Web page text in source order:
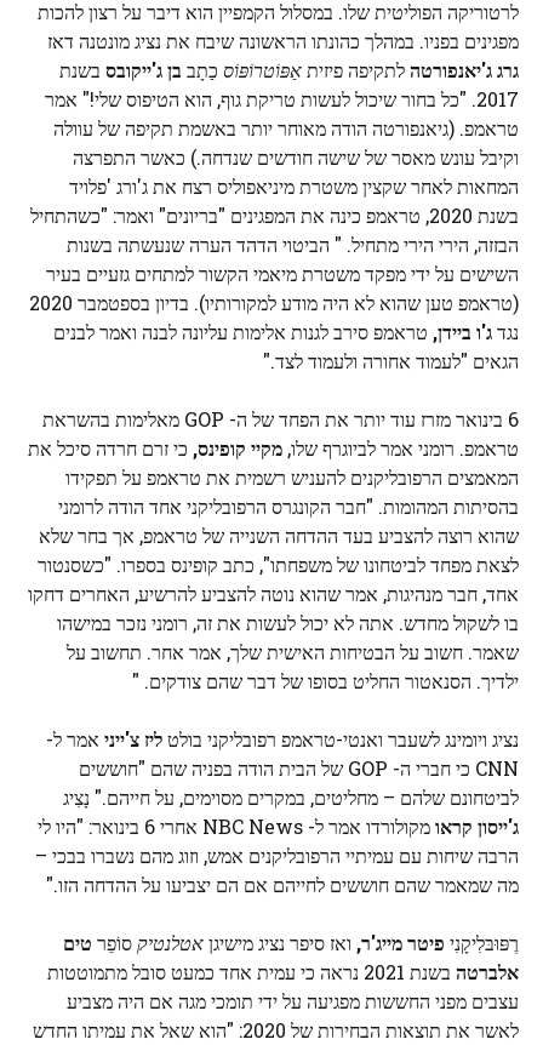
לרטוריקה הפוליטית שלו. במסלול הקמפיין הוא דיבר על רצון להכות
מפגינים בפניו. במהלך כהונתו הראשונה שיבח את נציג מונטנה דאז
גרג ג'יאנפורטהלתקיפה פיזיתאַפּוֹטרוֹפּוֹס כַתָב בן ג'ייקובס בשנת
2017. "כל בחור שיכול לעשות טריקת גוף, הוא הטיפוס שלי!" אמר
טראמפ. (גיאנפורטה הודה מאוחר יותר באשמת תקיפה של עוולה
וקיבל עונש מאסר של שישה חודשים שנדחה.) כאשר התפרצה
המחאות לאחר שקצין משטרת מיניאפוליס רצח את ג'ורג 'פלויד
בשנת 2020, טראמפ כינה את המפגינים "בריונים" ואמר: "כשהתחיל
הבזזה, הירי הירי מתחיל. " הביטוי הדהד הערה שנעשתה בשנות
השישים על ידי מפקד משטרת מיאמי הקשור למתחים גזעיים בעיר
(טראמפ טען שהוא לא היה מודע למקורותיו). בדיון בספטמבר 2020
נגדג'ו ביידן, טראמפ סירב לגנות אלימות עליונה לבנה ואמר לבנים
הגאים "לעמוד אחורה ולעמוד לצד."
6 בינואר מזרז עוד יותר את הפחד של ה- GOP מאלימות בהשראת
טראמפ. רומני אמר לביוגרף שלו, מקיי קופינס, כי זרם חרדה סיכל את
המאמצים הרפובליקנים להעניש רשמית את טראמפ על תפקידו
בהסיתות המהומות. "חבר הקונגרס הרפובליקני אחד הודה לרומני
שהוא רוצה להצביע בעד ההדחה השנייה של טראמפ, אך בחר שלא
לצאת מפחד לביטחונו של משפחתו", כתב קופינס בספרו. "כשסנטור
אחד, חבר מנהיגות, אמר שהוא נוטה להצביע להרשיע, האחרים דחקו
בו לשקול מחדש. אתה לא יכול לעשות את זה, רומני נזכר במישהו
שאמר. חשוב על הבטיחות האישית שלך, אמר אחר. תחשוב על
ילדיך. הסנאטור החליט בסופו של דבר שהם צודקים. "
נציג ויומינג לשעבר ואנטי-טראמפ רפובליקני בולטליז צ'ייני אמר ל-
CNN כי חברי ה- GOP של הבית הודה בפניה שהם "חוששים
לביטחונם שלהם – מחליטים, במקרים מסוימים, על חייהם." נָצִיג
ג'ייסון קראו
מקולורדו אמר ל- NBC News אחרי 6 בינואר: "היו לי
הרבה שיחות עם עמיתיי הרפובליקנים אמש, וזוג מהם נשברו בבכי –
מה שמאמר שהם חוששים לחייהם אם הם יצביעו על ההדחה הזו."
רֶפּוּבּלִיקָנִי פיטר מייג'ר, ואז סיפר נציג מישיגןאטלנטיקסוֹפֵר טים
אלברטה
בשנת 2021 נראה כי עמית אחד כמעט סובל מתמוטטות
עצבים מפני החששות מפגיעה על ידי תומכי מגה אם היה מצביע
לאשר את תוצאות הבחירות של 2020: "הוא שאל את עמיתו החדש